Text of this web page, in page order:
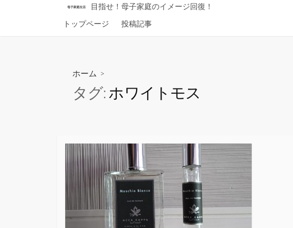
母子家庭生活 目指せ！母子家庭のイメージ回復！
トップページ 投稿記事
ホーム >
タグ: ホワイトモス